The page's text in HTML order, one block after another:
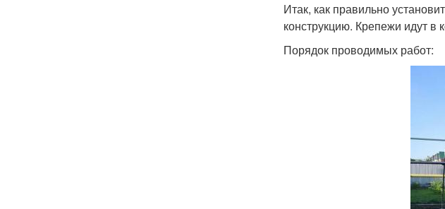
Итак, как правильно
конструкцию. Крепежи идут в
Порядок проводимых работ: